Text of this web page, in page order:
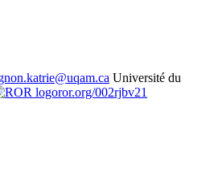
Université du
ror.org/002rjbv21